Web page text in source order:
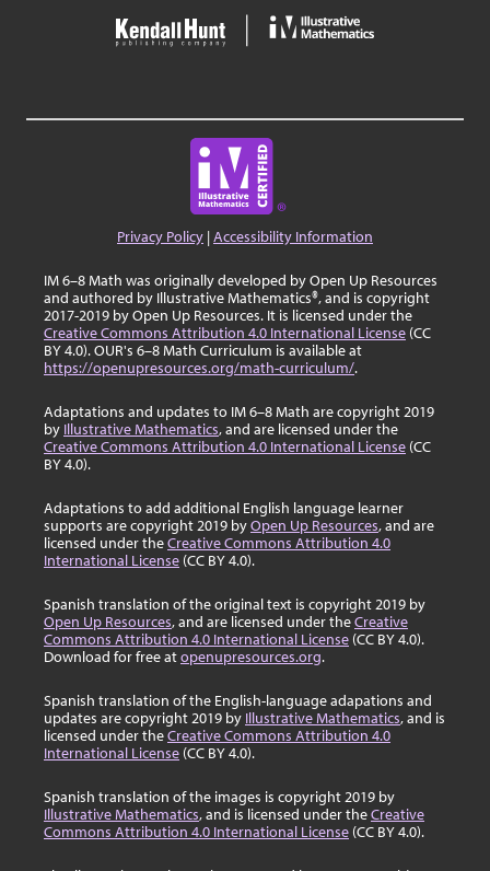
Privacy Policy |Accessibility Information
IM 6–8 Math was originally developed by Open Up Resources
and authored by Illustrative Mathematics®, and is copyright
2017-2019 by Open Up Resources. It is licensed under the
Creative Commons Attribution 4.0 International License (CC
BY 4.0). OUR's 6–8 Math Curriculum is available at
https://openupresources.org/math-curriculum/.
Adaptations and updates to IM 6–8 Math are copyright 2019
by Illustrative Mathematics, and are licensed under the
Creative Commons Attribution 4.0 International License (CC
BY 4.0).
Adaptations to add additional English language learner
supports are copyright 2019 byOpen Up Resources, and are
licensed under theCreative Commons Attribution 4.0
International License (CC BY 4.0).
Spanish translation of the original text is copyright 2019 by
Open Up Resources, and are licensed under theCreative
Commons Attribution 4.0 International License (CC BY 4.0).
Download for free atopenupresources.org.
Spanish translation of the English-language adapations and
updates are copyright 2019 by Illustrative Mathematics, and is
licensed under theCreative Commons Attribution 4.0
International License (CC BY 4.0).
Spanish translation of the images is copyright 2019 by
Illustrative Mathematics, and is licensed under theCreative
Commons Attribution 4.0 International License (CC BY 4.0).